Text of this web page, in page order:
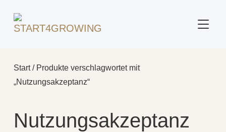
Start/ Produkte verschlagwortet mit
„Nutzungsakzeptanz“
Nutzungsakzeptanz